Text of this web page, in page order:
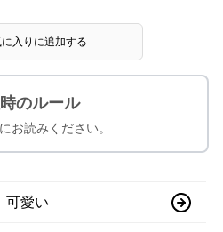
に入りに追加する
のルール
お読みください。
可愛い